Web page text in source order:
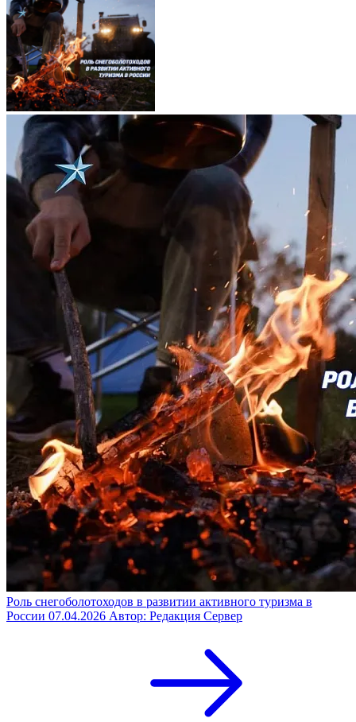
Роль снегоболотоходов в развитии активного туризма в
России 07.04.2026 Автор: Редакция Сервер